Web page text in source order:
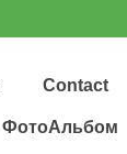
Contact
ФотоАльбом